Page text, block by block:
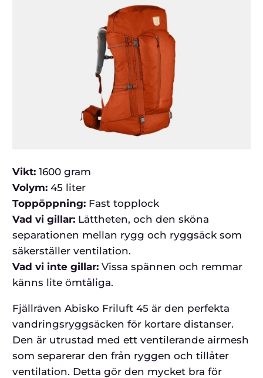
Vikt:1600 gram
Volym:45 liter
Toppöppning: Fast topplock
Vad vi gillar: Lättheten, och den sköna
separationen mellan rygg och ryggsäck som
säkerställer ventilation.
Vad vi inte gillar:Vissa spännen och remmar
känns lite ömtåliga.
Fjällräven Abisko Friluft 45 är den perfekta
vandringsryggsäcken för kortare distanser.
Den är utrustad med ett ventilerande airmesh
som separerar den från ryggen och tillåter
ventilation. Detta gör den mycket bra för